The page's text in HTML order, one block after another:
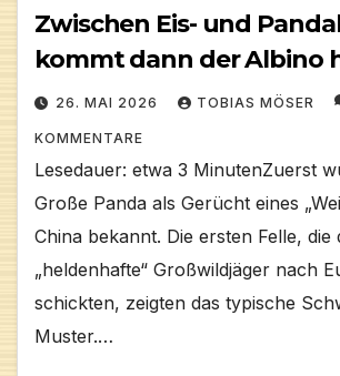
Zwischen Eis- und
kommt dann der Albino
26. MAI 2026 TOBIAS MÖSER
KOMMENTARE
Lesedauer: etwa 3 MinutenZuerst
Große Panda als Gerücht eines
China bekannt. Die ersten Felle, die
„heldenhafte“ Großwildjäger nach
schickten, zeigten das typische
Muster.…